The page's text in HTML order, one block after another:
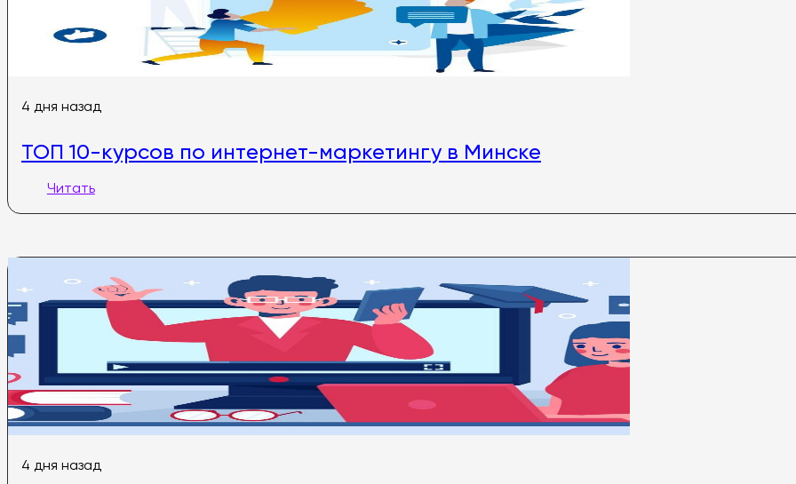
4 дня назад
ТОП 10-курсов по интернет-маркетингу в Минске
Читать
4 дня назад